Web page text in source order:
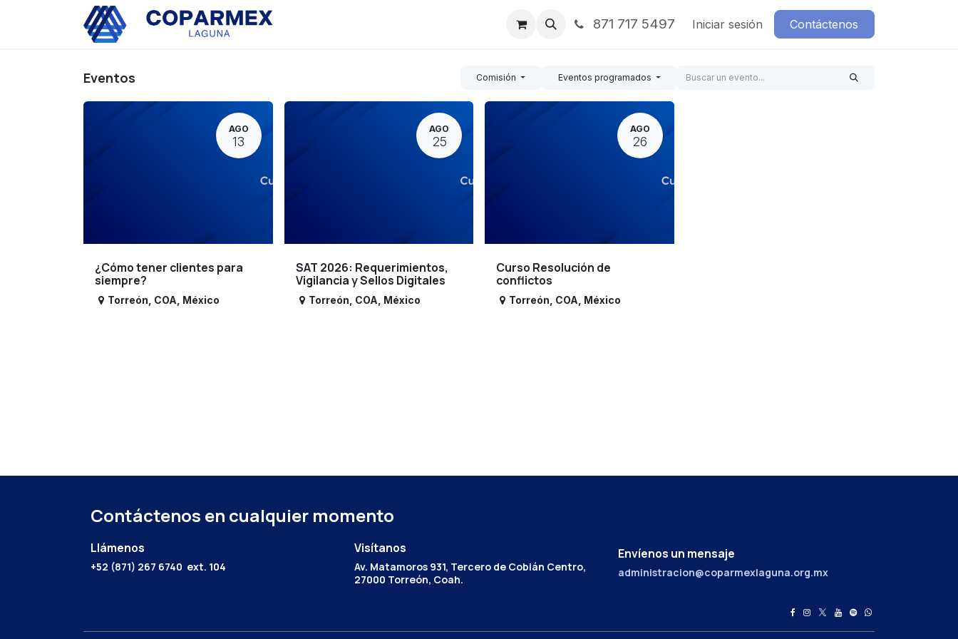
Noticias Contáctenos871 717 5497 Iniciar sesión Contáctenos
Eventos Comisión Eventos programados
AGO
13
¿Cómo tener clientes para
siempre?
Torreón COA México
AGO
25
SAT 2026: Requerimientos,
Vigilancia y Sellos Digitales
Torreón COA México
AGO
26
Curso Resolución de
conflictos
Torreón COA México
Contáctenos en cualquier momento
Llámenos
+52 (871) 267 6740 ext. 104
Envíenos un mensaje
administracion@coparmexlaguna.org.mx
Visítanos
Av. Matamoros 931, Tercero de Cobián Centro,
27000 Torreón, Coah.